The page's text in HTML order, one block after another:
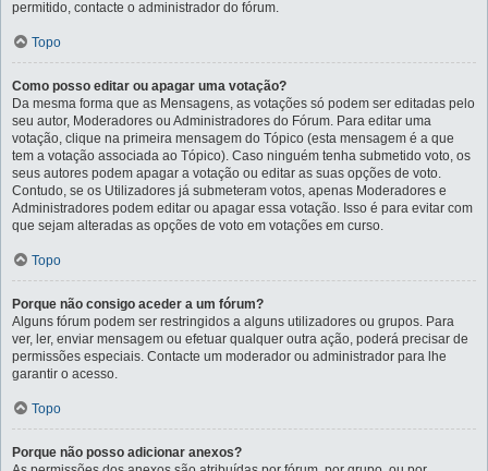
permitido, contacte o administrador do fórum.
Topo
Como posso editar ou apagar uma votação?
Da mesma forma que as Mensagens, as votações só podem ser editadas pelo
seu autor, Moderadores ou Administradores do Fórum. Para editar uma
votação, clique na primeira mensagem do Tópico (esta mensagem é a que
tem a votação associada ao Tópico). Caso ninguém tenha submetido voto, os
seus autores podem apagar a votação ou editar as suas opções de voto.
Contudo, se os Utilizadores já submeteram votos, apenas Moderadores e
Administradores podem editar ou apagar essa votação. Isso é para evitar com
que sejam alteradas as opções de voto em votações em curso.
Topo
Porque não consigo aceder a um fórum?
Alguns fórum podem ser restringidos a alguns utilizadores ou grupos. Para
ver, ler, enviar mensagem ou efetuar qualquer outra ação, poderá precisar de
permissões especiais. Contacte um moderador ou administrador para lhe
garantir o acesso.
Topo
Porque não posso adicionar anexos?